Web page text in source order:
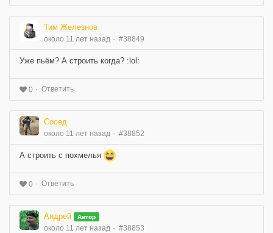
Тим Железнов
около 11 лет назад #38849
Уже пьём? А строить когда? :lol:
0 Ответить
Сосед
около 11 лет назад #38852
А строить с похмелья
0 Ответить
Андрей Автор
около 11 лет назад #38853